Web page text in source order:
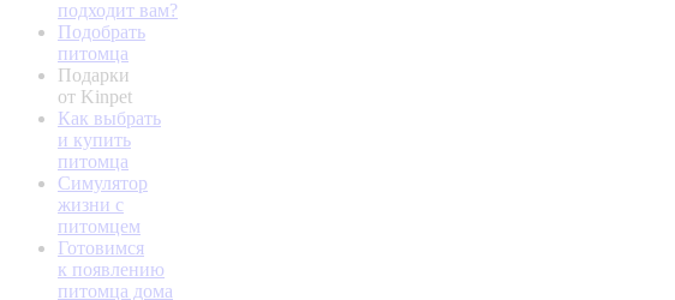
подходит вам?
Подобрать
питомца
Подарки
от Kinpet
Как выбрать
и купить
питомца
Симулятор
жизни с
питомцем
Готовимся
к появлению
питомца дома